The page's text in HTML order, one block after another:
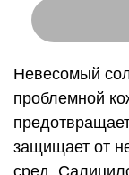
й
т
н
г
:
7
o
f
0
0
Невесомый
проблемной
защищает от
сред.